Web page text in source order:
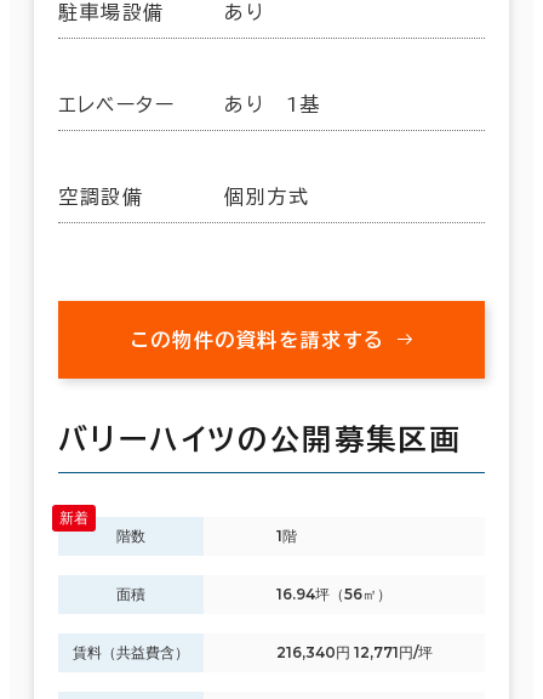
駐車場設備 あり
エレベーター あり 1基
空調設備 個別方式
この物件の資料を請求する
バリーハイツの公開募集区画
階数 1階
面積 16.94坪（56㎡）
賃料（共益費含） 216,340円 12,771円/坪